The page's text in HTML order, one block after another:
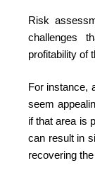
Risk
challenges
profitability of
For instance,
seem
if that area is
can result in
recovering